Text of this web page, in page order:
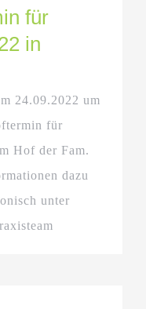
für
in
24.09.2022 um
für
Hof der Fam.
dazu
unter